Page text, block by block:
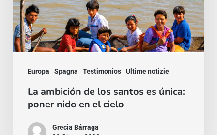
Europa Spagna Testimonios Ultime notizie
única:
poner
nido
cieloLa ambición de los santos es única:
poner nido en el cielo
Grecia Bárraga